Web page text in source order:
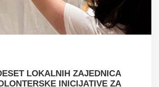
LOKALNIH ZAJEDNICA
INICIJATIVE ZA